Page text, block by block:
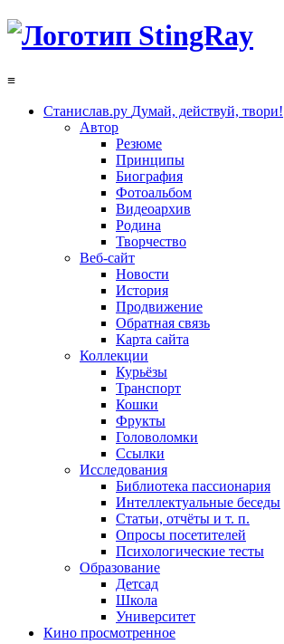
≡
Станислав.ру Думай, действуй, твори!
Автор
Резюме
Принципы
Биография
Фотоальбом
Видеоархив
Родина
Творчество
Веб-сайт
Новости
История
Продвижение
Обратная связь
Карта сайта
Коллекции
Курьёзы
Транспорт
Кошки
Фрукты
Головоломки
Ссылки
Исследования
Библиотека пассионария
Интеллектуальные беседы
Статьи, отчёты и т. п.
Опросы посетителей
Психологические тесты
Образование
Детсад
Школа
Университет
Кино просмотренное